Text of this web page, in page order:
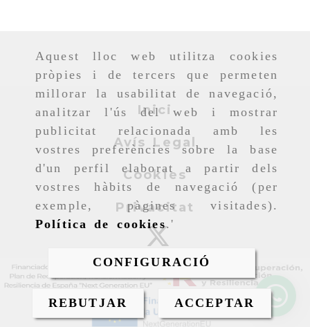
Aquest lloc web utilitza cookies
pròpies i de tercers que permeten
millorar la usabilitat de navegació,
analitzar l'ús del web i mostrar
publicitat relacionada amb les
vostres preferències sobre la base
d'un perfil elaborat a partir dels
vostres hàbits de navegació (per
exemple, pàgines visitades).
Política de cookies.'
CONFIGURACIÓ
REBUTJAR ACCEPTAR
Inici
Avís Legal
Cookies
Privacitat